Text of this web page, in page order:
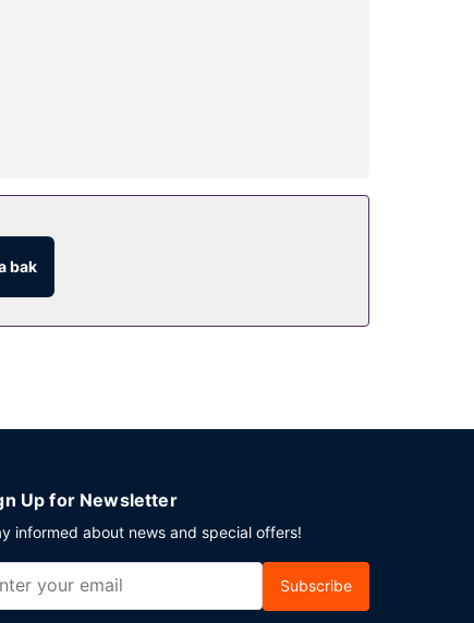
bak
Up for Newsletter
informed about news and special offers!
Subscribe